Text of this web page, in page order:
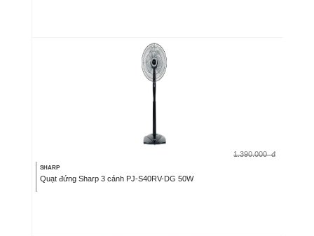
1.390.000 đ
SHARP
Quạt đứng Sharp 3 cánh PJ-S40RV-DG 50W